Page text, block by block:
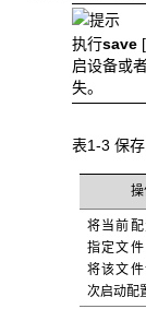
执行save[
启设备或
失。
表1-3 保
将当前配
指定文
将该文
次启动配